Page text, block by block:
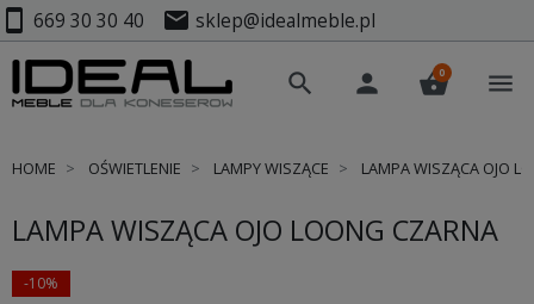
smartphone 669 30 30 40 mail sklep@idealmeble.pl
search person shopping_basket
0 menu
HOME OŚWIETLENIE LAMPY WISZĄCE LAMPA WISZĄCA OJO
LAMPA WISZĄCA OJO LOONG CZARNA
-10%